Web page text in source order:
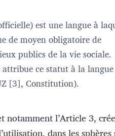
est une langue à
de moyen obligatoire de
publics de la vie sociale.
ce statut à la langue
3 , Constitution).
notamment l’Article 3,